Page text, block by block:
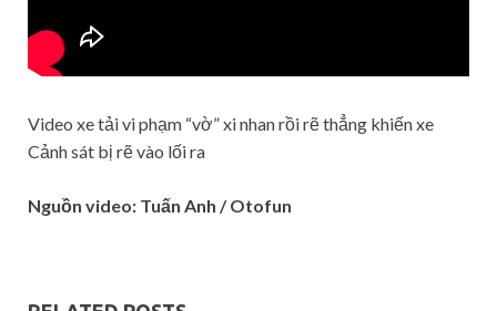
Video xe tải vi phạm “vờ” xi nhan rồi rẽ thẳng khiến xe
Cảnh sát bị rẽ vào lối ra
Nguồn video: Tuấn Anh / Otofun